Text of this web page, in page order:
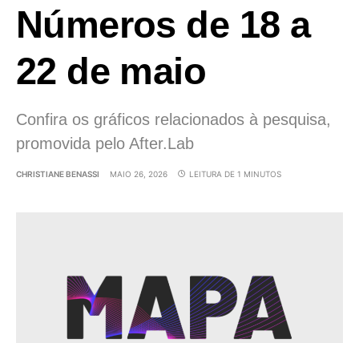
Números de 18 a
22 de maio
Confira os gráficos relacionados à pesquisa,
promovida pelo After.Lab
CHRISTIANE BENASSI MAIO 26, 2026 LEITURA DE 1 MINUTOS